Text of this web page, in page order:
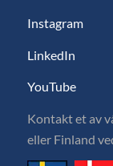
Instagram
LinkedIn
YouTube
Kontakt et av
eller Finland